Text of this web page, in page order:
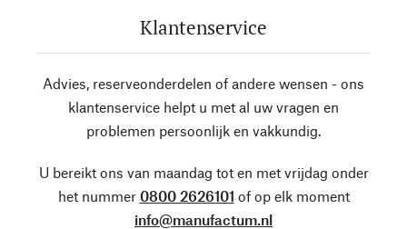
Klantenservice
Advies, reserveonderdelen of andere wensen - ons
klantenservice helpt u met al uw vragen en
problemen persoonlijk en vakkundig.
U bereikt ons van maandag tot en met vrijdag onder
het nummer 0800 2626101 of op elk moment
info@manufactum.nl